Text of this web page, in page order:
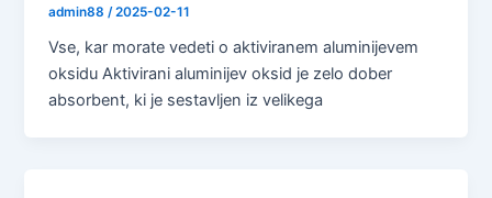
admin88 /2025-02-11
Vse, kar morate vedeti o aktiviranem aluminijevem
oksidu Aktivirani aluminijev oksid je zelo dober
absorbent, ki je sestavljen iz velikega